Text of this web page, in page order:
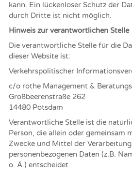
kann. Ein lückenloser Schutz der
durch Dritte ist nicht möglich.
Hinweis zur verantwortlichen Stelle
Die verantwortliche Stelle für die
dieser Website ist:
Verkehrspolitischer
c/o rothe Management &
Großbeerenstraße 262
14480 Potsdam
Verantwortliche Stelle ist die
Person, die allein oder gemeinsam
Zwecke und Mittel der
personenbezogenen Daten (z.B.
o. Ä.) entscheidet.